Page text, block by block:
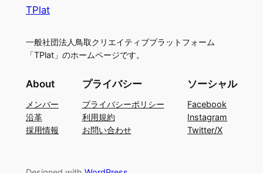
TPlat
一般社団法人鳥取クリエイティブプラットフォーム
「TPlat」のホームページです。
About
メンバー
沿革
採用情報
プライバシー
プライバシーポリシー
利用規約
お問い合わせ
ソーシャル
Facebook
Instagram
Twitter/X